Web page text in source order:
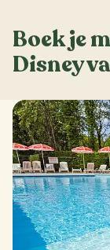
Boek je
Disney